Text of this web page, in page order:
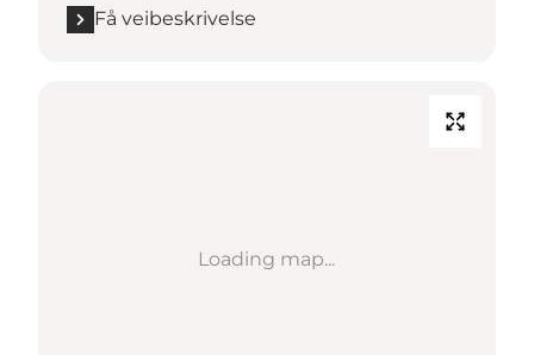
Få veibeskrivelse
Loading map...